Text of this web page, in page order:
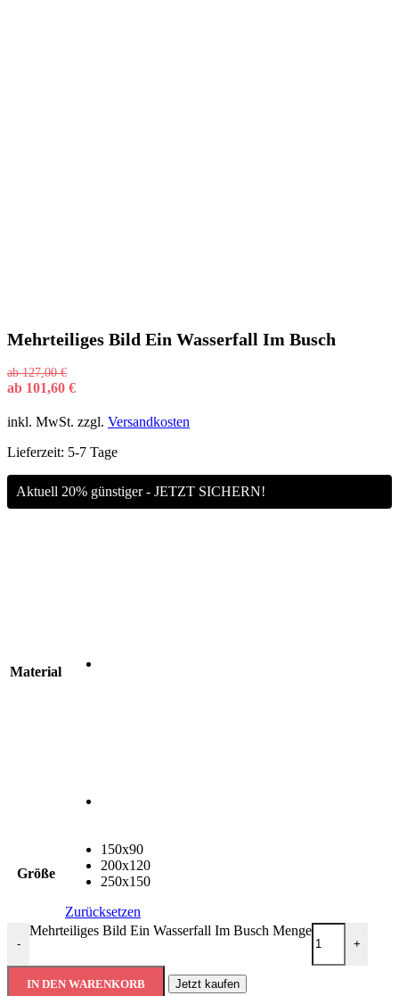
Mehrteiliges Bild Ein Wasserfall Im Busch
ab127,00€
ab 101,60 €
inkl. MwSt. zzgl. Versandkosten
Lieferzeit: 5-7 Tage
Aktuell 20% günstiger - JETZT SICHERN!
Material
Größe
150x90
200x120
250x150
Zurücksetzen
-
Mehrteiliges Bild Ein Wasserfall Im Busch Menge
+
IN DEN WARENKORB Jetzt kaufen